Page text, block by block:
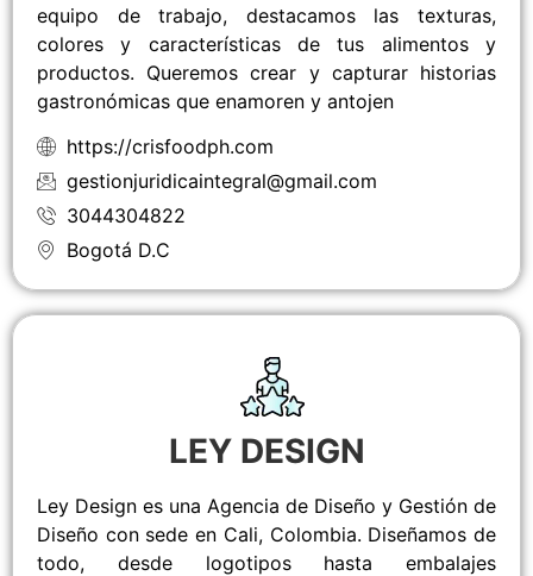
equipo de trabajo, destacamos las texturas,
colores y características de tus alimentos y
productos. Queremos crear y capturar historias
gastronómicas que enamoren y antojen
https://crisfoodph.com
gestionjuridicaintegral@gmail.com
3044304822
Bogotá D.C
LEY DESIGN
Ley Design es una Agencia de Diseño y Gestión de
Diseño con sede en Cali, Colombia. Diseñamos de
todo, desde logotipos hasta embalajes